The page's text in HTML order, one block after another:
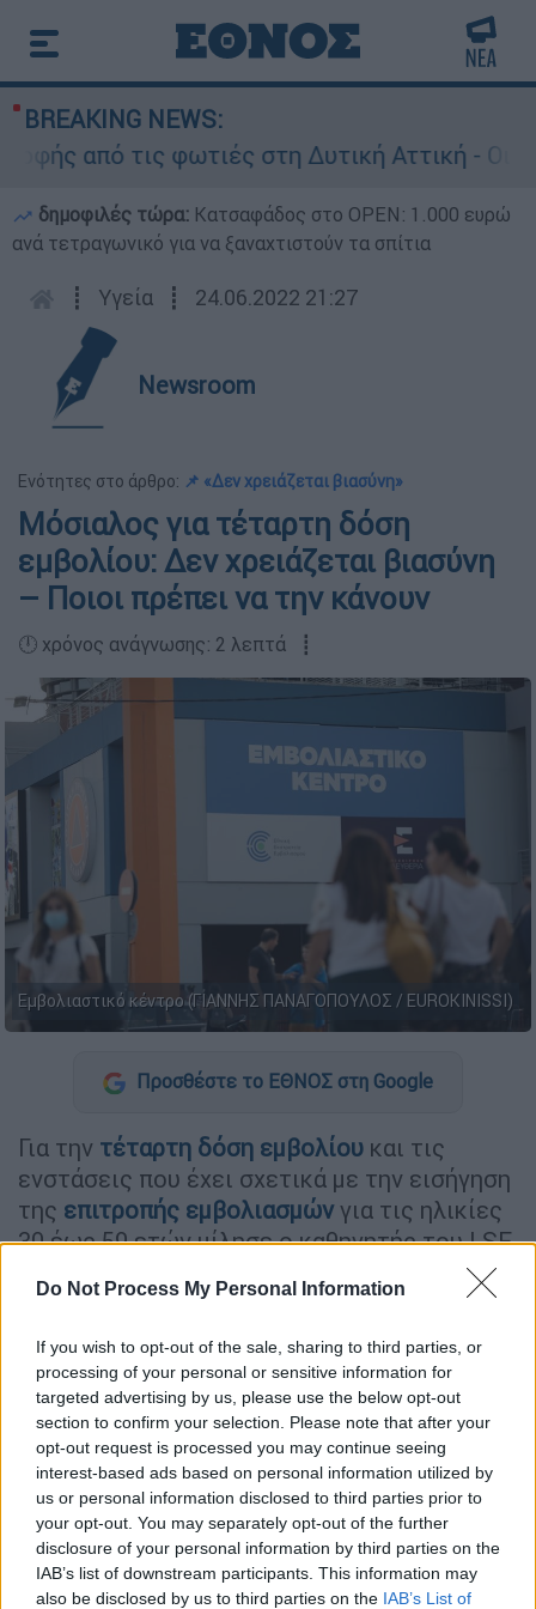
Do Not Process My Personal Information
If you wish to opt-out of the sale, sharing to third parties, or
processing of your personal or sensitive information for
targeted advertising by us, please use the below opt-out
section to confirm your selection. Please note that after your
opt-out request is processed you may continue seeing
interest-based ads based on personal information utilized by
us or personal information disclosed to third parties prior to
your opt-out. You may separately opt-out of the further
disclosure of your personal information by third parties on the
IAB’s list of downstream participants. This information may
also be disclosed by us to third parties on the IAB’s List of
BREAKING NEWS:
από τις φωτιές στη Δυτική Αττική - Οι
δημοφιλές τώρα: Κατσαφάδος στο OPEN: 1.000 ευρώ
ανά τετραγωνικό για να ξαναχτιστούν τα σπίτια
┋ Υγεία ┋ 24.06.2022 21:27
Newsroom
Ενότητες στο άρθρο: 📌 «Δεν χρειάζεται βιασύνη»
Μόσιαλος για τέταρτη δόση
εμβολίου: Δεν χρειάζεται βιασύνη
– Ποιοι πρέπει να την κάνουν
🕛 χρόνος ανάγνωσης: 2 λεπτά ┋
Εμβολιαστικό κέντρο (ΓΙΑΝΝΗΣ ΠΑΝΑΓΟΠΟΥΛΟΣ / EUROKINISSI)
Προσθέστε το ΕΘΝΟΣ στη Google
Για την τέταρτη δόση εμβολίου και τις
ενστάσεις που έχει σχετικά με την εισήγηση
της επιτροπής εμβολιασμώνγια τις ηλικίες
30 έως 59 ετών μίλησε ο καθηγητής του LSE
Μιλώντας στο κεντρικό δελτίο του ΑΝΤ1, ο
κ. Μόσιαλοςεπανέλαβε ότι δεν χρειάζεται
να βιαστεί κανείς για τη 2η αναμνηστική
δόση, εφόσον δεν ανήκει σε ομάδα υψηλού
κινδύνου και τόνισε ότι οι ίδιοι οργανισμοί
παραδέχονται ότι δεν υπάρχει επιστημονική
τεκμηρίωση για το άνοιγμα της πλατφόρμας
για άνωτων 30 ετών.